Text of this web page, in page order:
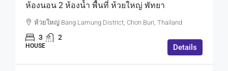
ห้องนอน 2 ห้องน้ำ พื้นที่ ห้วยใหญ่ พัทยา
ห้วยใหญ่ Bang Lamung District, Chon Buri, Thailand
3 2
HOUSE Details